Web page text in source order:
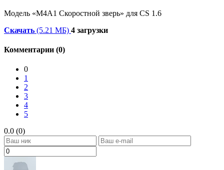
Модель «М4А1 Скоростной зверь» для CS 1.6
Скачать (5.21 МБ) 4 загрузки
Комментарии (0)
0
1
2
3
4
5
0.0 (0)